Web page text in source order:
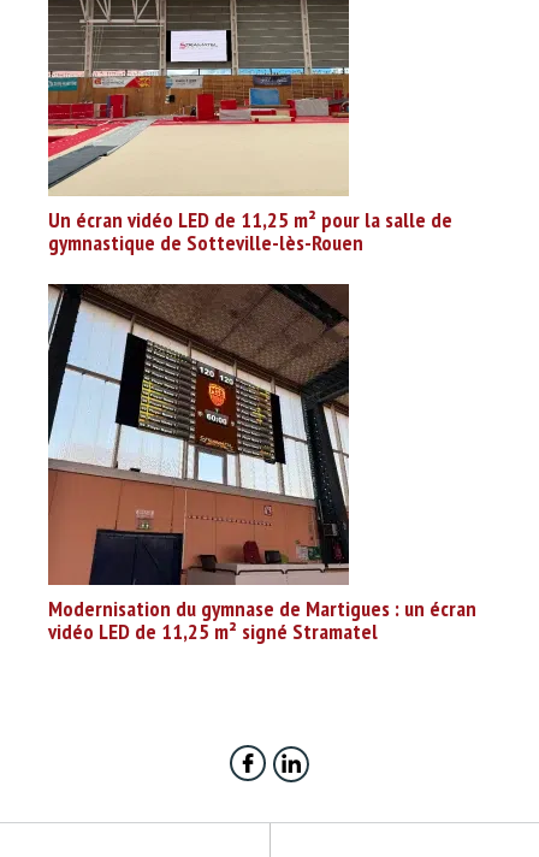
Un écran vidéo LED de 11,25 m² pour la salle de
gymnastique de Sotteville-lès-Rouen
Modernisation du gymnase de Martigues : un écran
vidéo LED de 11,25 m² signé Stramatel